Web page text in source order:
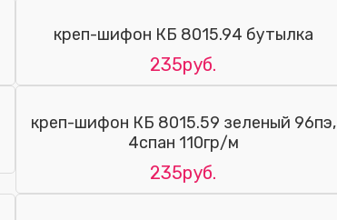
креп-шифон КБ 8015.94 бутылка
235руб.
креп-шифон КБ 8015.59 зеленый 96пэ,
4спан 110гр/м
235руб.